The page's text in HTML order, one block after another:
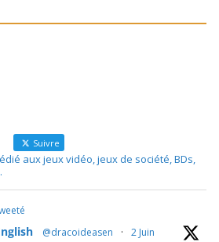
Suivre
aux jeux vidéo, jeux de société, BDs,
@dracoideasen · 2 Juin